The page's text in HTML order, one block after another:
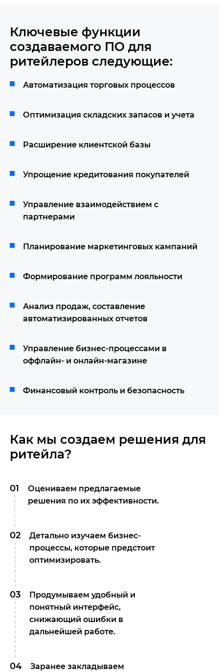
Ключевые функции
создаваемого ПО для
ритейлеров следующие:
Автоматизация торговых процессов
Оптимизация складских запасов и учета
Расширение клиентской базы
Упрощение кредитования покупателей
Управление взаимодействием с
партнерами
Планирование маркетинговых кампаний
Формирование программ лояльности
Анализ продаж, составление
автоматизированных отчетов
Управление бизнес-процессами в
оффлайн- и онлайн-магазине
Финансовый контроль и безопасность
Как мы создаем решения для
ритейла?
01
Оцениваем предлагаемые
решения по их эффективности.
02
Детально изучаем бизнес-
процессы, которые предстоит
оптимизировать.
03
Продумываем удобный и
понятный интерфейс,
снижающий ошибки в
дальнейшей работе.
04
Заранее закладываем